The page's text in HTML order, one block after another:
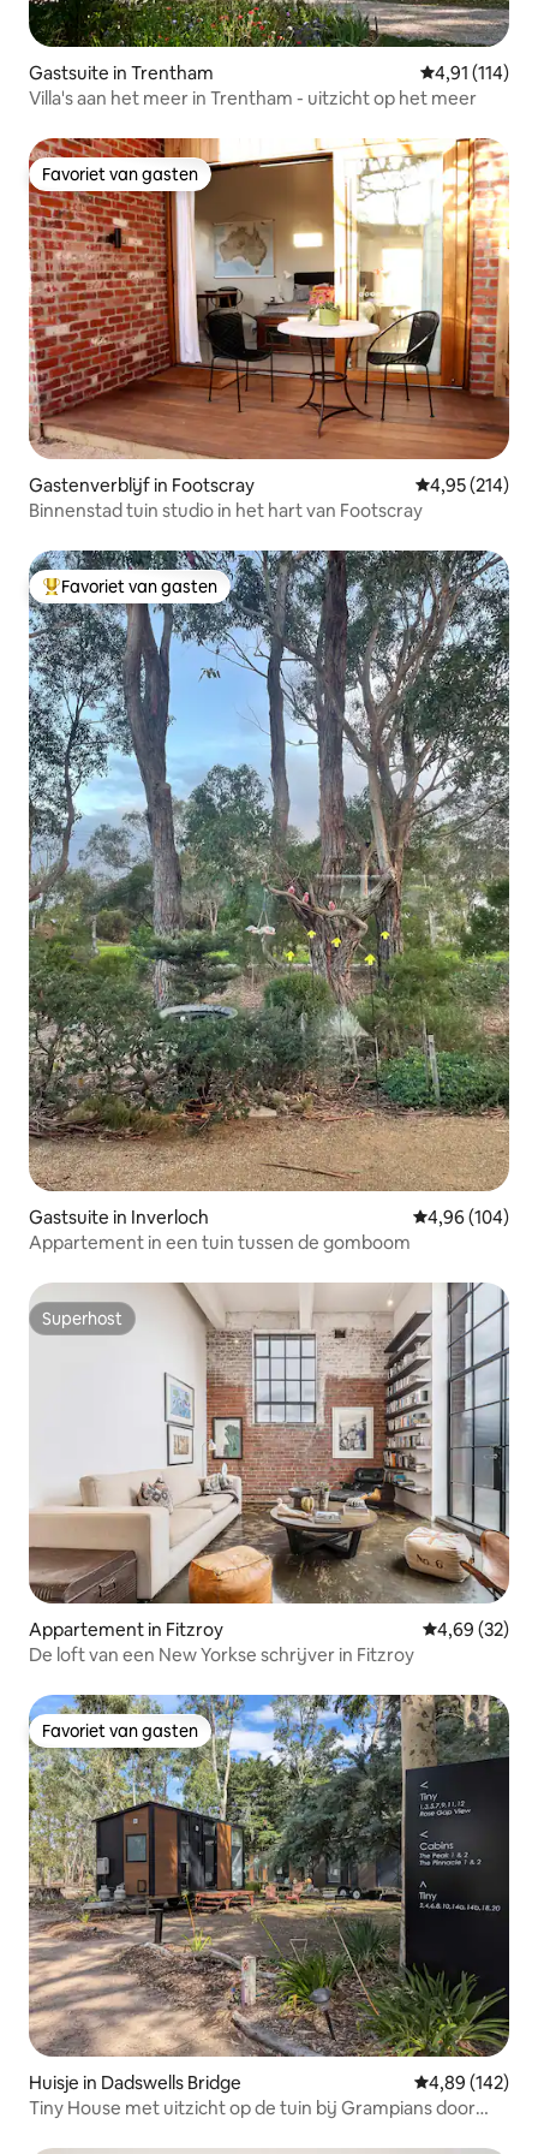
Gastsuite in Trentham Gemiddelde
4,91 (114)
Villa's aan het meer in Trentham - uitzicht op het meer
Favoriet van gasten
Favoriet van gasten
Gastenverblijf in Footscray Gemiddelde
4,95 (214)
Binnenstad tuin studio in het hart van Footscray
Topfavoriet van gasten
Favoriet van gasten
Gastsuite in Inverloch Gemiddelde
4,96 (104)
Appartement in een tuin tussen de gomboom
Superhost
Superhost
Appartement in Fitzroy Gemiddelde
4,69 (32)
De loft van een New Yorkse schrijver in Fitzroy
Favoriet van gasten
Favoriet van gasten
Huisje in Dadswells Bridge Gemiddelde
4,89 (142)
Tiny House met uitzicht op de tuin bij Grampians door